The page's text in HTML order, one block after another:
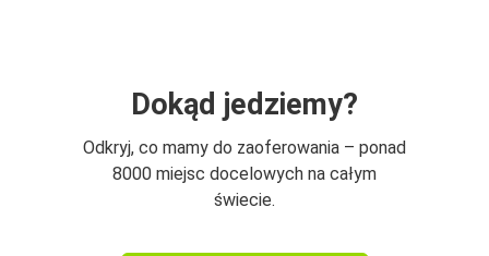
Dokąd jedziemy?
Odkryj, co mamy do zaoferowania – ponad
8000 miejsc docelowych na całym
świecie.